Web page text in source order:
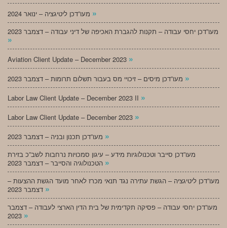
»
מעו”דכן יחסי עבודה – תקנות להגברת האכיפה של דיני עבודה – דצמבר 2023
»
Aviation Client Update – December 2023 »
»
Labor Law Client Update – December 2023 II »
Labor Law Client Update – December 2023 »
»
מעו”דכן סייבר וטכנולוגיות מידע – עיגון סמכויות נרחבות לשב”כ בזירת
»
מעו”דכן ליטיגציה – הגשת עתירה נגד תנאי מכרז לאחר מועד הגשת ההצעות –
»
מעו”דכן יחסי עבודה – פסיקה תקדימית של בית הדין הארצי לעבודה – דצמבר
»